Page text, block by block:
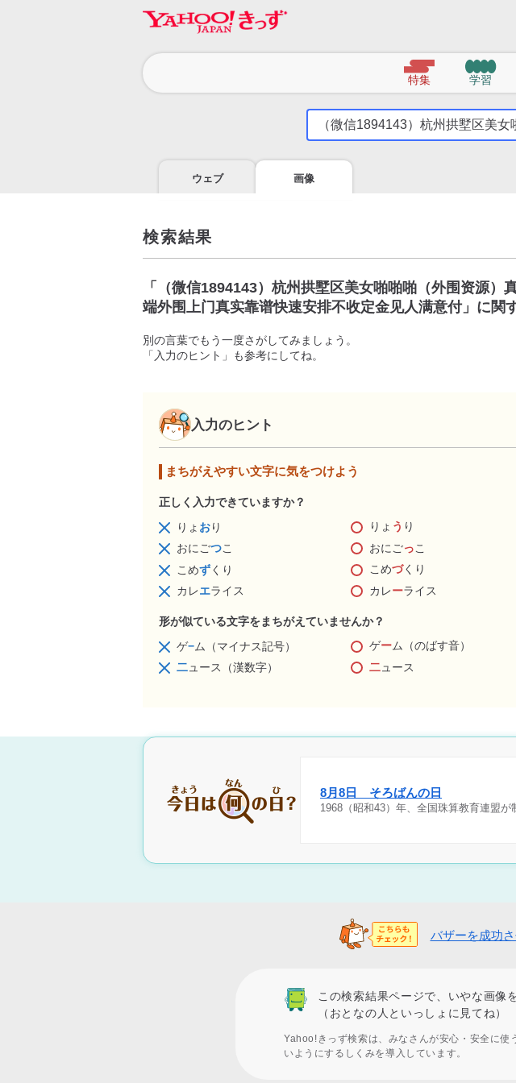
特集 学習
気
こ
う
ウェブ 画像
検索結果
「
（微信1894143）杭州拱墅区美女啪啪啪（外围资源）
端外围上门真实靠谱快速安排不收定金见人满意付」に関
別の言葉でもう一度さがしてみましょう。
「入力のヒント」も参考にしてね。
入力のヒント
まちがえやすい文字に気をつけよう
正しく入力できていますか？
りょ おり りょ う り
おにごつこ おにごっこ
こめずくり こめづくり
カレエライス カレーライス
形が似ている文字をまちがえていませんか？
ゲ−ム（マイナス記号） ゲーム（のばす音）
二ュース（漢数字） 二ュース
8月8日 そろばんの日
1968（昭和43）年、全国珠算教育連盟
バザーを成功
この検索結果ページで、いやな画像
（おとなの人といっしょに見てね）
Yahoo!きっず検索は、みなさんが安心・安全に
いようにするしくみを導入しています。